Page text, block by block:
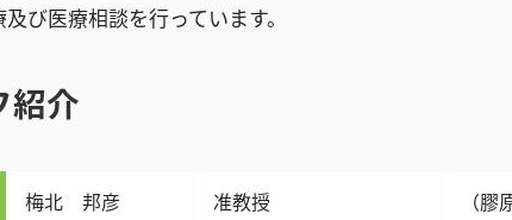
び医療相談を行っています。
紹介
梅北 邦彦 准教授 （膠